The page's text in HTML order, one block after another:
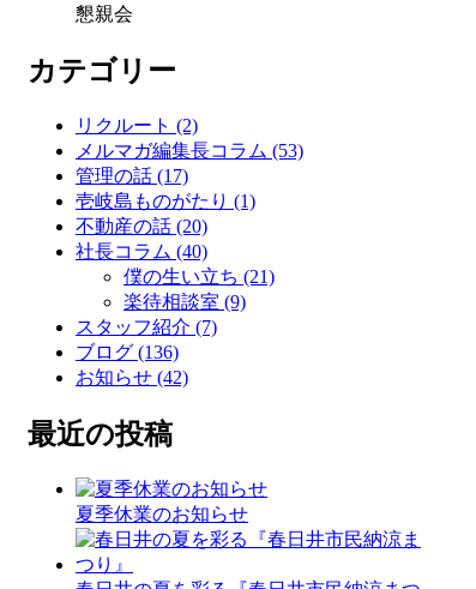
懇親会
カテゴリー
リクルート (2)
メルマガ編集長コラム (53)
管理の話 (17)
壱岐島ものがたり (1)
不動産の話 (20)
社長コラム (40)
僕の生い立ち (21)
楽待相談室 (9)
スタッフ紹介 (7)
ブログ (136)
お知らせ (42)
最近の投稿
夏季休業のお知らせ